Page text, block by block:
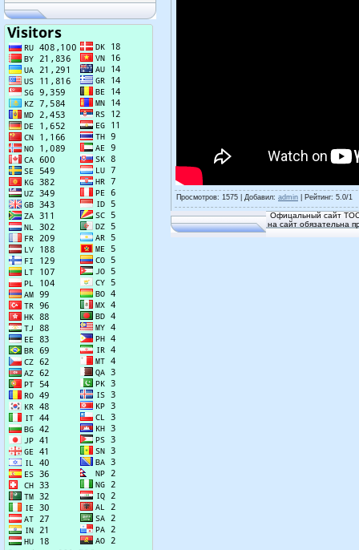
Просмотров: 1575 | Добавил: admin Рейтинг: 5.0/1
Офицальный сайт
на сайт обязательна